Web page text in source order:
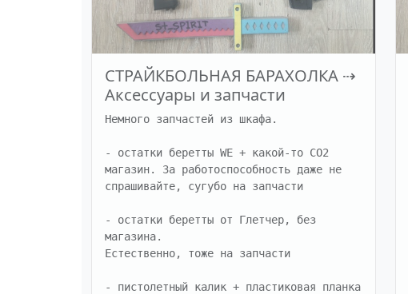
СТРАЙКБОЛЬНАЯ БАРАХОЛКА ⇢
Аксессуары и запчасти
Немного запчастей из шкафа.
- остатки беретты WE + какой-то СО2
магазин. За работоспособность даже не
спрашивайте, сугубо на запчасти
- остатки беретты от Глетчер, без
магазина.
Естественно, тоже на запчасти
- пистолетный калик + пластиковая планка